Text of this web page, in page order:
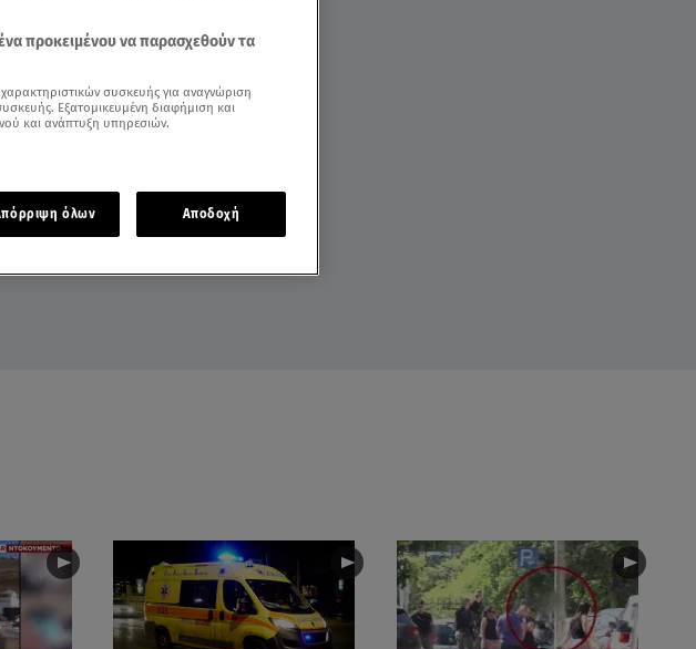
προκειμένου να παρασχεθούν τα
συσκευής για αναγνώριση
Εξατομικευμένη διαφήμιση και
και ανάπτυξη υπηρεσιών.
όλων Αποδοχή